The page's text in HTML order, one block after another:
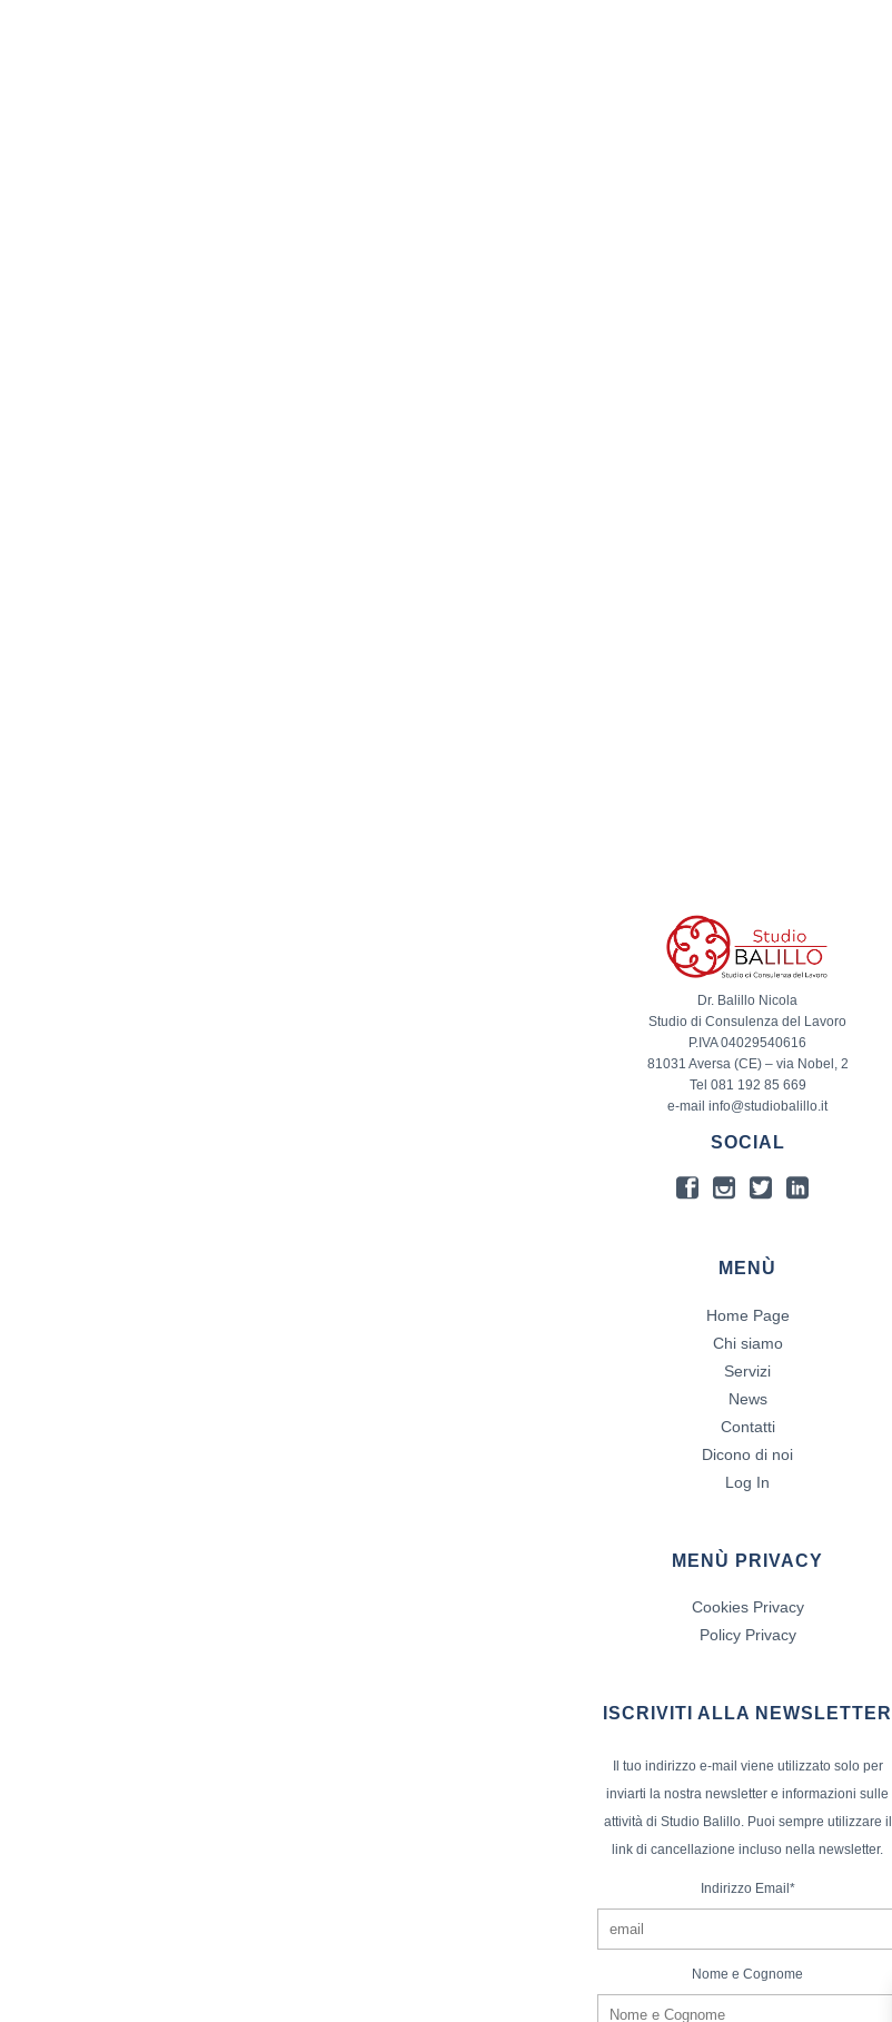
Dr. Balillo Nicola
Studio di Consulenza del Lavoro
P.IVA 04029540616
81031 Aversa (CE) – via Nobel, 2
Tel 081 192 85 669
e-mail info@studiobalillo.it
SOCIAL
MENÙ
Home Page
Chi siamo
Servizi
News
Contatti
Dicono di noi
Log In
MENÙ PRIVACY
Cookies Privacy
Policy Privacy
ISCRIVITI ALLA NEWSLETTER
Il tuo indirizzo e-mail viene utilizzato solo per
inviarti la nostra newsletter e informazioni sulle
attività di Studio Balillo. Puoi sempre utilizzare il
link di cancellazione incluso nella newsletter.
Indirizzo Email*
Nome e Cognome